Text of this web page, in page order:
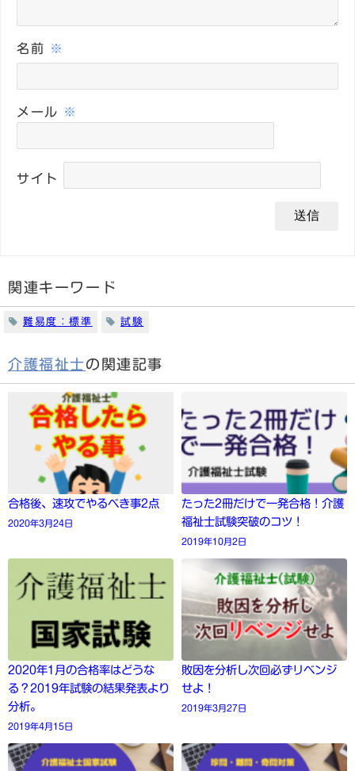
名前 ※
メール ※
サイト
関連キーワード
難易度：標準 試験
介護福祉士の関連記事
合格後、速攻でやるべき事2点
2020年3月24日
たった2冊だけで一発合格！介護
福祉士試験突破のコツ！
2019年10月2日
2020年1月の合格率はどうな
る？2019年試験の結果発表より
分析。
2019年4月15日
敗因を分析し次回必ずリベンジ
せよ！
2019年3月27日